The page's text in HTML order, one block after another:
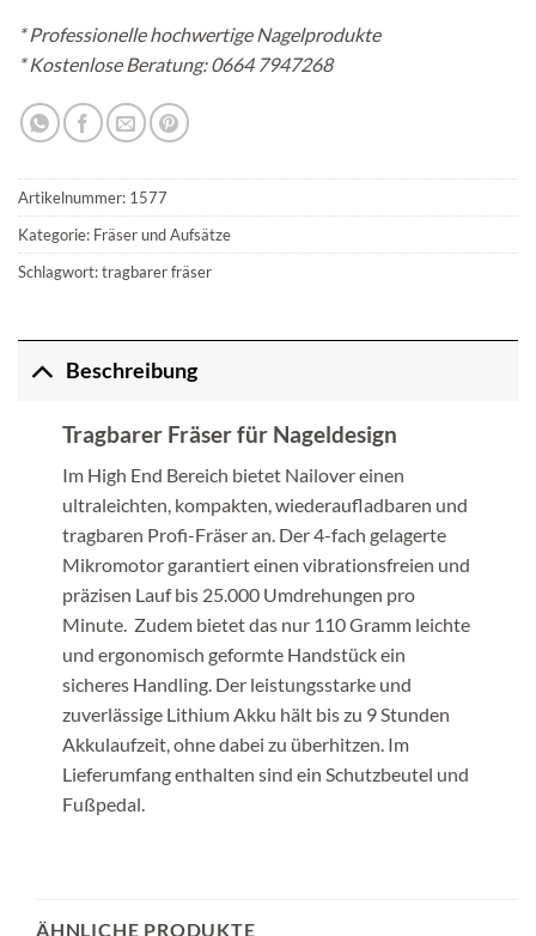
*Professionelle hochwertige Nagelprodukte
* Kostenlose Beratung:0664 7947268
Artikelnummer: 1577
Kategorie: Fräser und Aufsätze
Schlagwort:tragbarer fräser
Beschreibung
Tragbarer Fräser für Nageldesign
Im High End Bereich bietet Nailover einen
ultraleichten, kompakten, wiederaufladbaren und
tragbaren Profi-Fräser an. Der 4-fach gelagerte
Mikromotor garantiert einen vibrationsfreien und
präzisen Lauf bis 25.000 Umdrehungen pro
Minute. Zudem bietet das nur 110 Gramm leichte
und ergonomisch geformte Handstück ein
sicheres Handling. Der leistungsstarke und
zuverlässige Lithium Akku hält bis zu 9 Stunden
Akkulaufzeit, ohne dabei zu überhitzen. Im
Lieferumfang enthalten sind ein Schutzbeutel und
Fußpedal.
ÄHNLICHE PRODUKTE